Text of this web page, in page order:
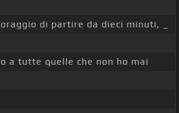
di partire da dieci minuti, _
a tutte quelle che non ho mai